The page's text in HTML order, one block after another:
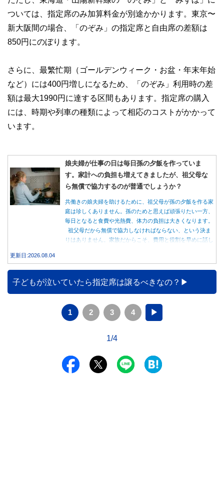
ついては、指定席のみ加算料金が別途かかります。東京〜
新大阪間の場合、「のぞみ」の指定席と自由席の差額は
850円にのぼります。
さらに、最繁忙期（ゴールデンウィーク・お盆・年末年始
など）には400円増しになるため、「のぞみ」利用時の差
額は最大1990円に達する区間もあります。指定席の購入
には、時期や列車の種類によって相応のコストがかかって
います。
娘夫婦が仕事の日は毎日孫の夕飯を作っていま
す。家計への負担も増えてきましたが、祖父母な
ら無償で協力するのが普通でしょうか？
共働きの娘夫婦を助けるために、祖父母が孫の夕飯を作る家
庭は珍しくありません。孫のためと思えば頑張りたい一方、
毎日となると食費や光熱費、体力の負担は大きくなります。
祖父母だから無償で協力しなければならない、という決ま
りはありません。家族だからこそ、費用と役割を早めに話し
更新日:2026.08.04
子どもが泣いていたら指定席は譲るべきなの？
1 2 3 4 ▶
1/4